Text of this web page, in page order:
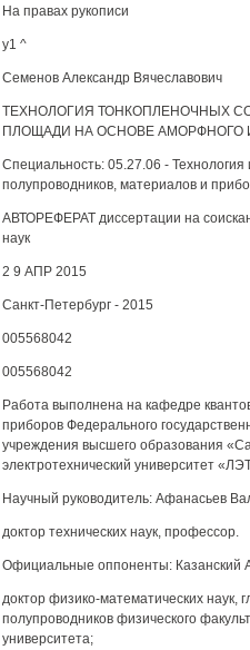
На правах рукописи
у1 ^
Семенов Александр Вячеславович
ТЕХНОЛОГИЯ ТОНКОПЛЕНОЧНЫХ
ПЛОЩАДИ НА ОСНОВЕ АМОРФНОГО
Специальность: 05.27.06 -
полупроводников, материалов и
АВТОРЕФЕРАТ диссертации на
наук
2 9 АПР 2015
Санкт-Петербург - 2015
005568042
005568042
Работа выполнена на кафедре
приборов Федерального
учреждения высшего образования
электротехнический университет
Научный руководитель: Афанасьев
доктор технических наук, профессор.
Официальные оппоненты: Казанский
доктор физико-математических наук,
полупроводников физического
университета;